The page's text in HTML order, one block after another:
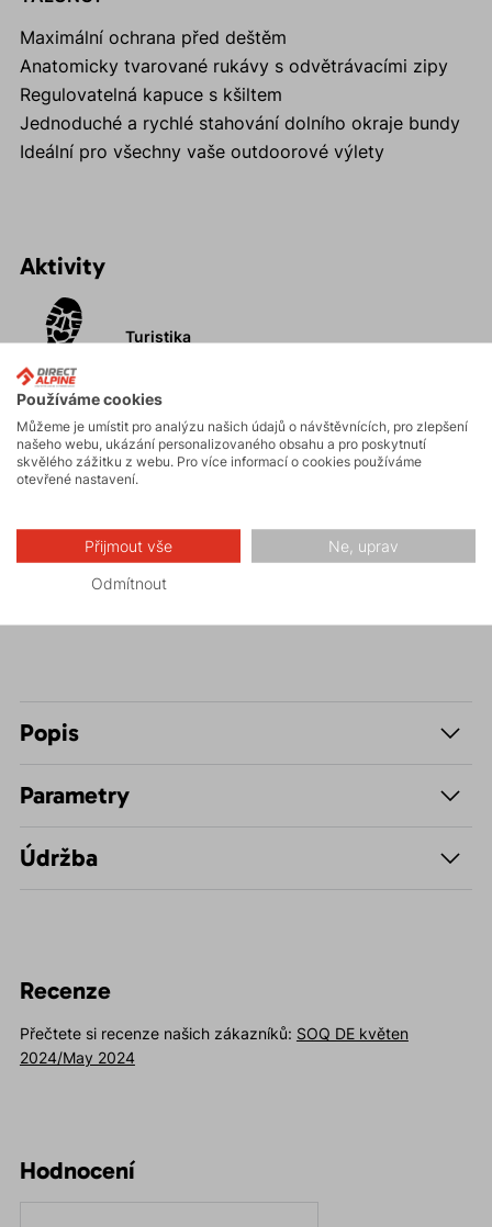
Maximální ochrana před deštěm
Anatomicky tvarované rukávy s odvětrávacími zipy
Regulovatelná kapuce s kšiltem
Jednoduché a rychlé stahování dolního okraje bundy
Ideální pro všechny vaše outdoorové výlety
Aktivity
Turistika
Vysokohorská
turistika
Volnočasové –
Casual
Popis
Parametry
Údržba
Recenze
Přečtete si recenze našich zákazníků: SOQ DE květen
2024/May 2024
Hodnocení
Používáme cookies
Můžeme je umístit pro analýzu našich údajů o návštěvnících, pro zlepšení
našeho webu, ukázání personalizovaného obsahu a pro poskytnutí
skvělého zážitku z webu. Pro více informací o cookies používáme
otevřené nastavení.
Přijmout vše Ne, uprav
Odmítnout